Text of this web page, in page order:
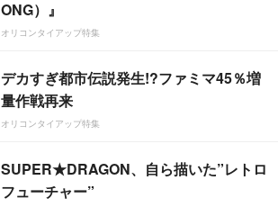
ONG）』
オリコンタイアップ特集
デカすぎ都市伝説発生!?ファミマ45％増
量作戦再来
オリコンタイアップ特集
SUPER★DRAGON、自ら描いた”レトロ
フューチャー”